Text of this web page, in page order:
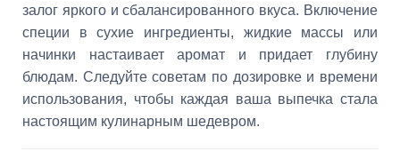
залог яркого и сбалансированного вкуса. Включение
специи в сухие ингредиенты, жидкие массы или
начинки настаивает аромат и придает глубину
блюдам. Следуйте советам по дозировке и времени
использования, чтобы каждая ваша выпечка стала
настоящим кулинарным шедевром.